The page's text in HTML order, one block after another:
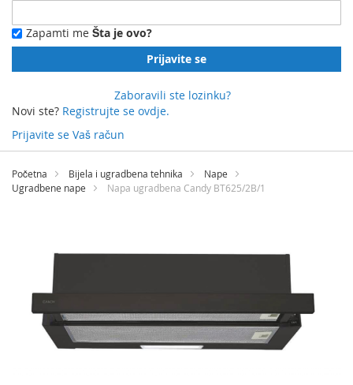
Zapamti me Šta je ovo?
Prijavite se
Zaboravili ste lozinku?
Novi ste? Registrujte se ovdje.
Prijavite se Vaš račun
Preskočite
sadržaj
Početna Bijela i ugradbena tehnika
Nape
Ugradbene nape
Napa ugradbena Candy BT625/2B/1